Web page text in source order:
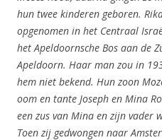
hun twee kinderen geboren.
opgenomen in het Centraal
het Apeldoornsche Bos aan de
Apeldoorn. Haar man zou in
hem niet bekend. Hun zoon
oom en tante Joseph en Mina
een zus van Mina en zijn vader
Toen zij gedwongen naar